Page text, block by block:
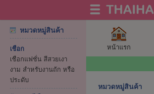
หมวดหมู่สินค้า
เชือก
เชือกแฟชั่น สีสวยเงา
งาม สำหรับงานถัก หรือ
ประดับ
หน้าแรก
หมวดหมู่สินค้า